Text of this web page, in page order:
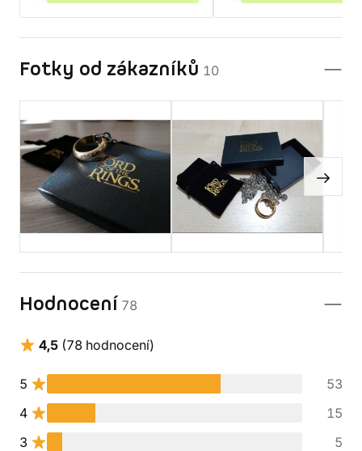
Fotky od zákazníků 10
Hodnocení 78
4,5 (78 hodnocení)
5
53
4
15
3
5